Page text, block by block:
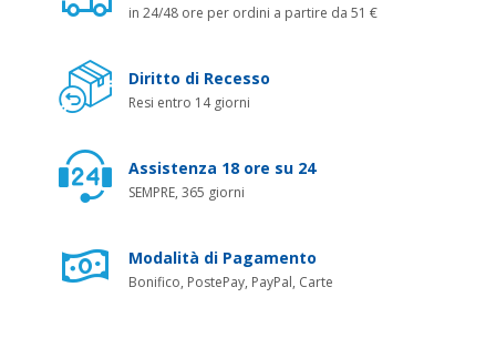
in 24/48 ore per ordini a partire da 51 €
Diritto di Recesso
Resi entro 14 giorni
Assistenza 18 ore su 24
SEMPRE, 365 giorni
Modalità di Pagamento
Bonifico, PostePay, PayPal, Carte